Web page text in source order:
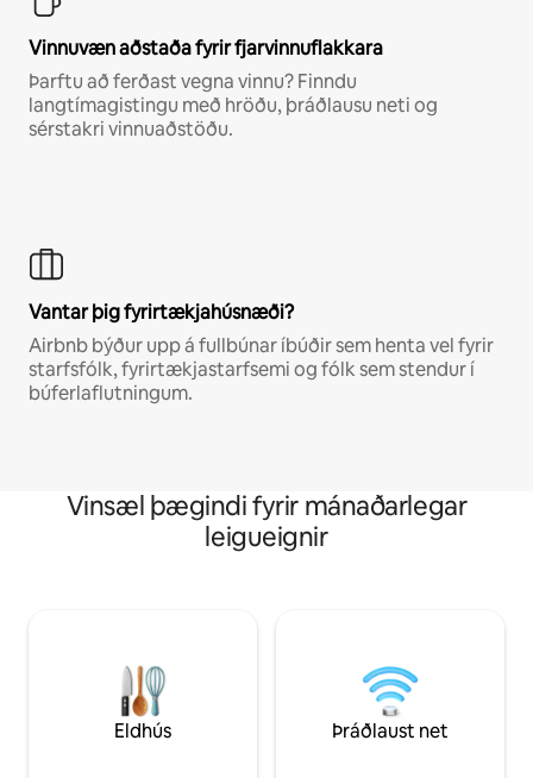
Vinnuvæn aðstaða fyrir fjarvinnuflakkara
Þarftu að ferðast vegna vinnu? Finndu
langtímagistingu með hröðu, þráðlausu neti og
sérstakri vinnuaðstöðu.
Vantar þig fyrirtækjahúsnæði?
Airbnb býður upp á fullbúnar íbúðir sem henta vel fyrir
starfsfólk, fyrirtækjastarfsemi og fólk sem stendur í
búferlaflutningum.
Vinsæl þægindi fyrir mánaðarlegar
leigueignir
Eldhús Þráðlaust net